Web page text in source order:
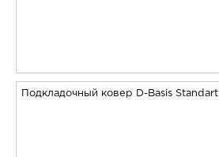
Подкладочный ковер D-Basis Standart